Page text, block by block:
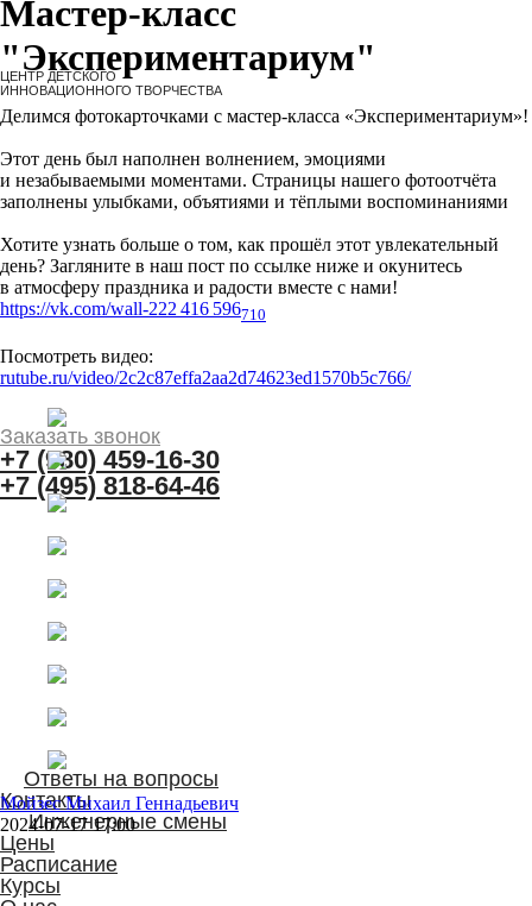
Расписание
Курсы
Мастер-класс
"Экспериментариум"
Делимся фотокарточками с мастер-класса «Экспериментариум»!
Этот день был наполнен волнением, эмоциями
и незабываемыми моментами. Страницы нашего фотоотчёта
заполнены улыбками, объятиями и тёплыми воспоминаниями
Хотите узнать больше о том, как прошёл этот увлекательный
день? Загляните в наш пост по ссылке ниже и окунитесь
в атмосферу праздника и радости вместе с нами!
https://vk.com/wall-222 416 596710
Посмотреть видео:
rutube.ru/video/2c2c87effa2aa2d74623ed1570b5c766/
Мойзес Михаил Геннадьевич
2024-07-17 17:00